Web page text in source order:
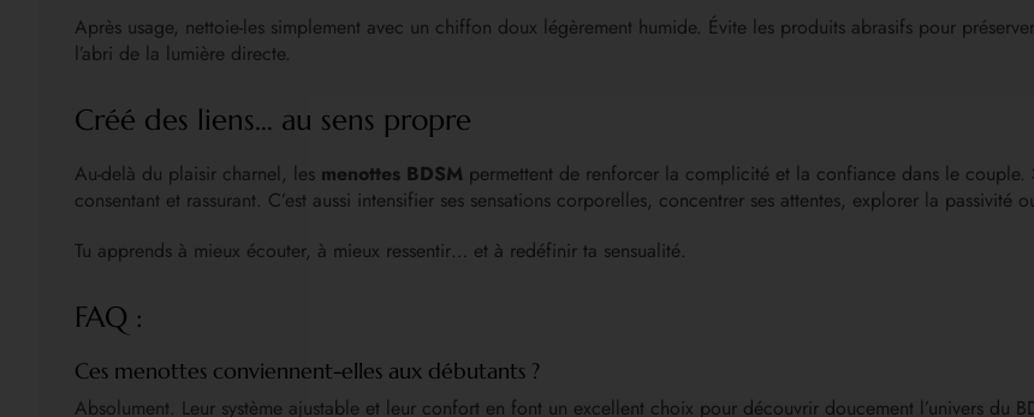
Après usage, nettoie-les simplement avec un chiffon doux légèrement humide. Évite les produits abrasifs pour
l’abri de la lumière directe.
Créé des liens… au sens propre
Au-delà du plaisir charnel, les menottes BDSM permettent de renforcer la complicité et la confiance dans le couple.
consentant et rassurant. C’est aussi intensifier ses sensations corporelles, concentrer ses attentes, explorer la
Tu apprends à mieux écouter, à mieux ressentir… et à redéfinir ta sensualité.
FAQ :
Ces menottes conviennent-elles aux débutants ?
Absolument. Leur système ajustable et leur confort en font un excellent choix pour découvrir doucement l’univers du